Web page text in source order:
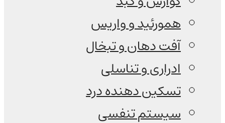
همورئید و واریس
آفت دهان و تبخال
ادراری و تناسلی
تسکین دهنده درد
سیستم تنفسی